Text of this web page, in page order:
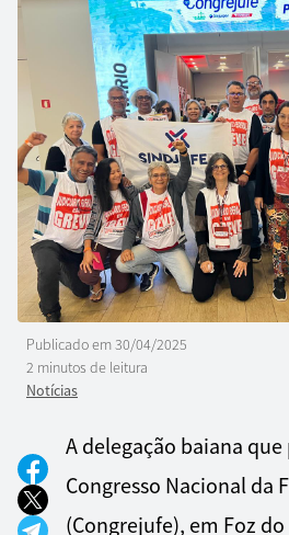
Publicado em30/04/2025
2 minutos de leitura
Notícias
A delegação baiana
Congresso Nacional da
(Congrejufe), em Foz